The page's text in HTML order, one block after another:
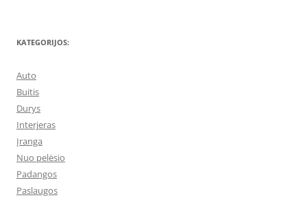
KATEGORIJOS:
Auto
Buitis
Durys
Interjeras
Įranga
Nuo pelėsio
Padangos
Paslaugos